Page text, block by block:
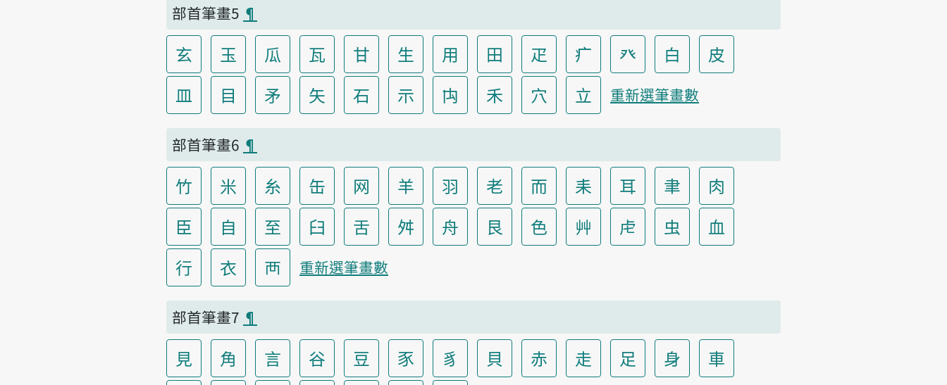
部首筆畫5 ¶
玄 玉 瓜 瓦 甘 生 用 田 疋 疒 癶 白
皮
皿
目 矛 矢 石 示 禸 禾 穴 立 重新選筆畫數
部首筆畫6 ¶
竹 米 糸 缶 网 羊 羽 老 而 耒 耳 聿
肉
臣
自 至 臼 舌 舛 舟 艮 色 艸 虍 虫
血
行
衣 襾 重新選筆畫數
部首筆畫7 ¶
見 角 言 谷 豆 豕 豸 貝 赤 走 足 身
車